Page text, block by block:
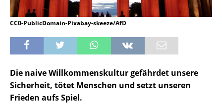
CC0-PublicDomain-Pixabay-skeeze/AfD
Die naive Willkommenskultur gefährdet unsere
Sicherheit, tötet Menschen und setzt unseren
Frieden aufs Spiel.